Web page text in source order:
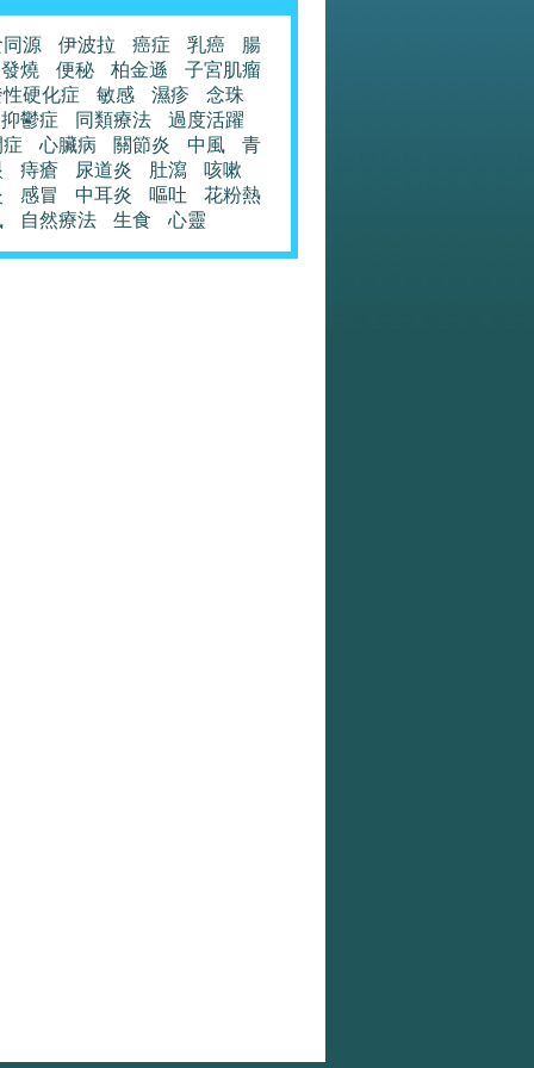
源 伊波拉 癌症 乳癌
腸
發燒
便秘 柏金遜
子宮肌瘤
硬化症
敏感 濕疹
念珠
抑鬱症
同類療法
過度活躍
心臟病 關節炎 中風
青
痔瘡 尿道炎 肚瀉
咳嗽
感冒 中耳炎 嘔吐
花粉熱
自然療法 生食 心靈